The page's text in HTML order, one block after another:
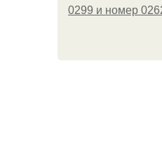
0299 и номер